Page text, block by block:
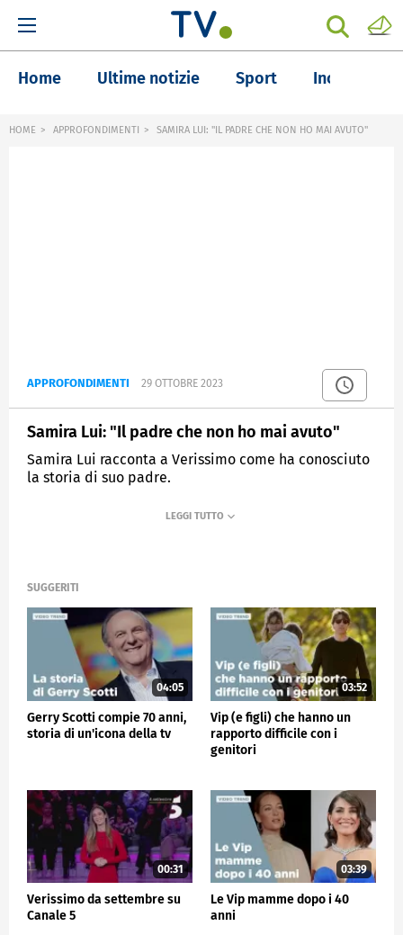
Home Ultime notizie Sport Inchieste
HOME APPROFONDIMENTI SAMIRA LUI: "IL PADRE CHE NON HO MAI AVUTO"
APPROFONDIMENTI 29 OTTOBRE 2023
Samira Lui: "Il padre che non ho mai avuto"
Samira Lui racconta a Verissimo come ha conosciuto
la storia di suo padre.
VERISSIMO
SUGGERITI
04:05
Gerry Scotti compie 70 anni,
storia di un'icona della tv
03:52
Vip (e figli) che hanno un
rapporto difficile con i
genitori
00:31
Verissimo da settembre su
Canale 5
03:39
Le Vip mamme dopo i 40
anni